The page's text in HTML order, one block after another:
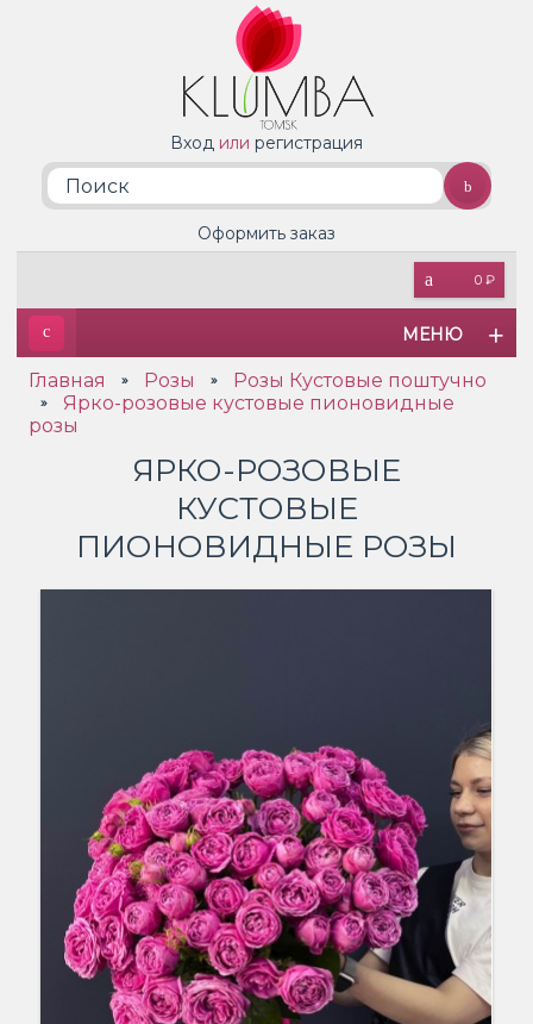
Вход или регистрация
0 ₽
Оформить заказ
МЕНЮ
Главная » Розы » Розы Кустовые поштучно
»
Ярко-розовые кустовые пионовидные
розы
ЯРКО-РОЗОВЫЕ
КУСТОВЫЕ
ПИОНОВИДНЫЕ РОЗЫ